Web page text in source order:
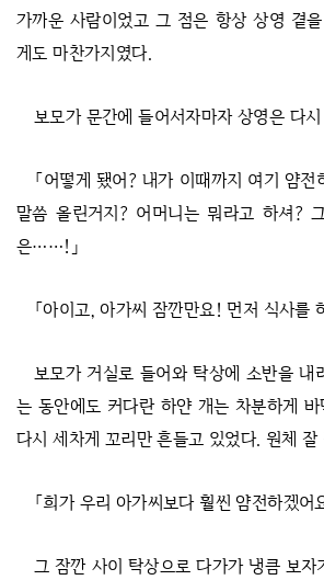
가까운 사람이었고 그 점은 항상 상영 곁
게도 마찬가지였다.
보모가 문간에 들어서자마자 상영은 다
「어떻게 됐어? 내가 이때까지 여기 얌
말씀 올린거지? 어머니는 뭐라고 하셔?
은……!」
「아이고, 아가씨 잠깐만요! 먼저 식사를
보모가 거실로 들어와 탁상에 소반을 내
는 동안에도 커다란 하얀 개는 차분하게
다시 세차게 꼬리만 흔들고 있었다. 원체 잘
「희가 우리 아가씨보다 훨씬 얌전하겠어
그 잠깐 사이 탁상으로 다가가 냉큼 보자